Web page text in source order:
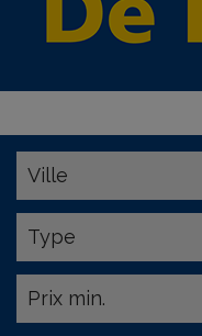
Ville
Type
Prix min.